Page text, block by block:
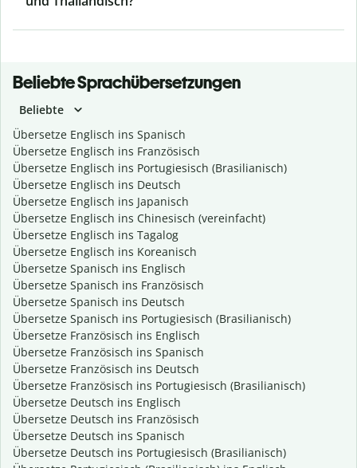
Beliebte Sprachübersetzungen
Beliebte
Übersetze Englisch ins Spanisch
Übersetze Englisch ins Französisch
Übersetze Englisch ins Portugiesisch (Brasilianisch)
Übersetze Englisch ins Deutsch
Übersetze Englisch ins Japanisch
Übersetze Englisch ins Chinesisch (vereinfacht)
Übersetze Englisch ins Tagalog
Übersetze Englisch ins Koreanisch
Übersetze Spanisch ins Englisch
Übersetze Spanisch ins Französisch
Übersetze Spanisch ins Deutsch
Übersetze Spanisch ins Portugiesisch (Brasilianisch)
Übersetze Französisch ins Englisch
Übersetze Französisch ins Spanisch
Übersetze Französisch ins Deutsch
Übersetze Französisch ins Portugiesisch (Brasilianisch)
Übersetze Deutsch ins Englisch
Übersetze Deutsch ins Französisch
Übersetze Deutsch ins Spanisch
Übersetze Deutsch ins Portugiesisch (Brasilianisch)